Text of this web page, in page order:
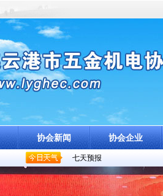
协会新闻 协会企业